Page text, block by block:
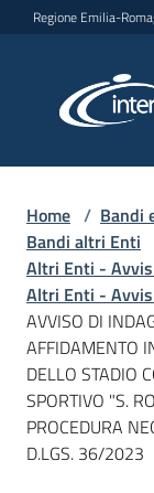
Vai al contenuto
Vai alla navigazione
Vai al footer
Regione Emilia-
L'Agenzia
Bandi
e
strumenti
Home / Bandi
Bandi altri Enti
Altri Enti -
Altri Enti -
AVVISO DI
AFFIDAMENTO
DELLO STADIO
SPORTIVO "S.
PROCEDURA
D.LGS. 36/2023